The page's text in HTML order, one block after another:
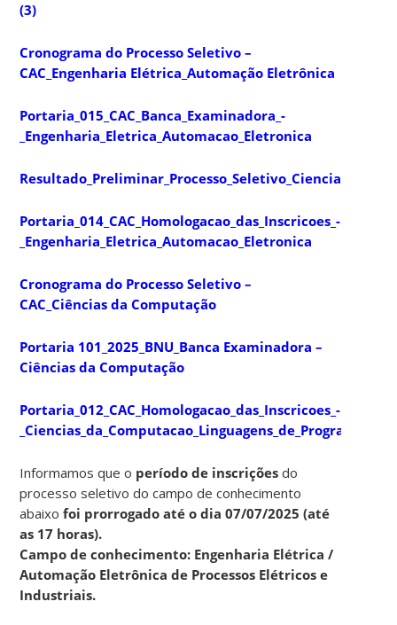
(3)
Cronograma do Processo Seletivo –
CAC_Engenharia Elétrica_Automação Eletrônica
Portaria_015_CAC_Banca_Examinadora_-
_Engenharia_Eletrica_Automacao_Eletronica
Portaria_014_CAC_Homologacao_das_Inscricoes_-
_Engenharia_Eletrica_Automacao_Eletronica
Cronograma do Processo Seletivo –
CAC_Ciências da Computação
Portaria 101_2025_BNU_Banca Examinadora –
Ciências da Computação
Portaria_012_CAC_Homologacao_das_Inscricoes_-
_Ciencias_da_Computacao_Linguagens_de_Programacao
Informamos que o período de inscrições do
processo seletivo do campo de conhecimento
abaixofoi prorrogado até o dia 07/07/2025 (até
as 17 horas).
Campo de conhecimento: Engenharia Elétrica /
Automação Eletrônica de Processos Elétricos e
Industriais.